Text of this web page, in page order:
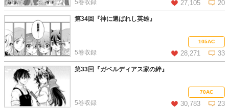
27,105 20
5巻収録
この話を読む コメントを見る
第34回『神に選ばれし英雄』
105AC
28,271 33
5巻収録
この話を読む コメントを見る
第33回『ガベルディアス家の絆』
70AC
30,783 23
5巻収録